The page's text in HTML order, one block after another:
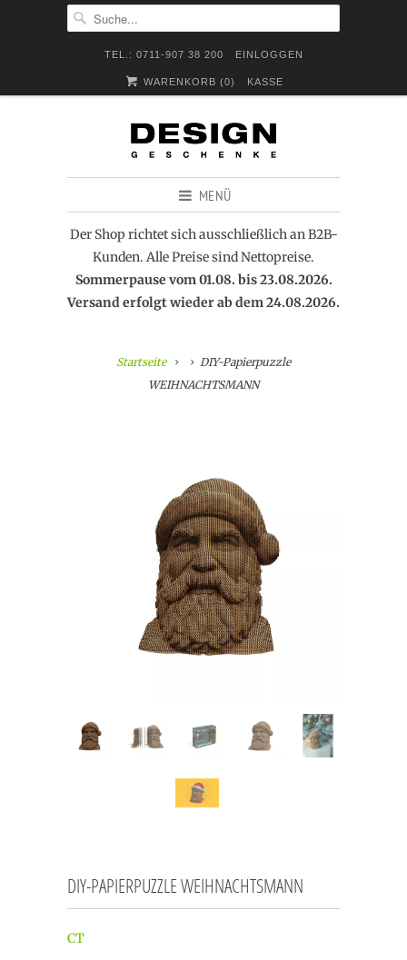
TEL.: 0711-907 38 200 EINLOGGEN
WARENKORB (0) KASSE
MENÜ
Der Shop richtet sich ausschließlich an B2B-
Kunden. Alle Preise sind Nettopreise.
Sommerpause vom 01.08. bis 23.08.2026.
Versand erfolgt wieder ab dem 24.08.2026.
Startseite
DIY-Papierpuzzle
WEIHNACHTSMANN
DIY-PAPIERPUZZLE WEIHNACHTSMANN
CT